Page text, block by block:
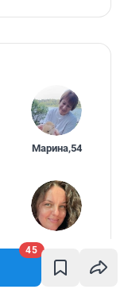
45
Марина,54
Алёнушка